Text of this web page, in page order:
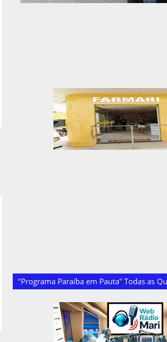
"Programa Paraíba em Pauta" Todas as